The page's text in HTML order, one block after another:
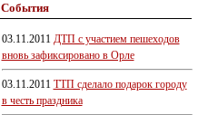
События
03.11.2011 ДТП с участием пешеходов
вновь зафиксировано в Орле
03.11.2011 ТТП сделало подарок городу
в честь праздника